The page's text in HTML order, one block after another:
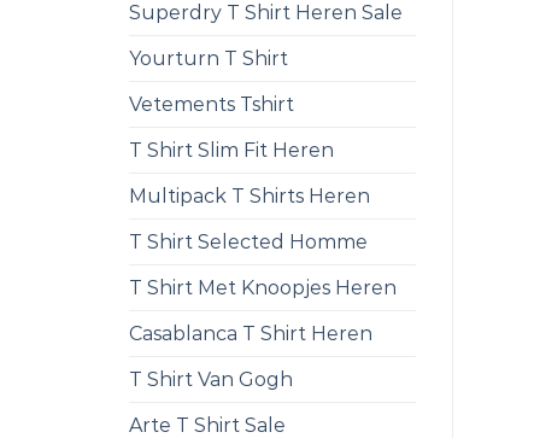
Superdry T Shirt Heren Sale
Yourturn T Shirt
Vetements Tshirt
T Shirt Slim Fit Heren
Multipack T Shirts Heren
T Shirt Selected Homme
T Shirt Met Knoopjes Heren
Casablanca T Shirt Heren
T Shirt Van Gogh
Arte T Shirt Sale